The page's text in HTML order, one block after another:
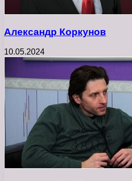
Александр Коркунов
10.05.2024